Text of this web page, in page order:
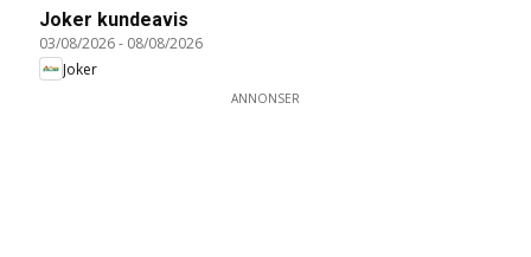
Joker kundeavis
03/08/2026- 08/08/2026
Joker
ANNONSER